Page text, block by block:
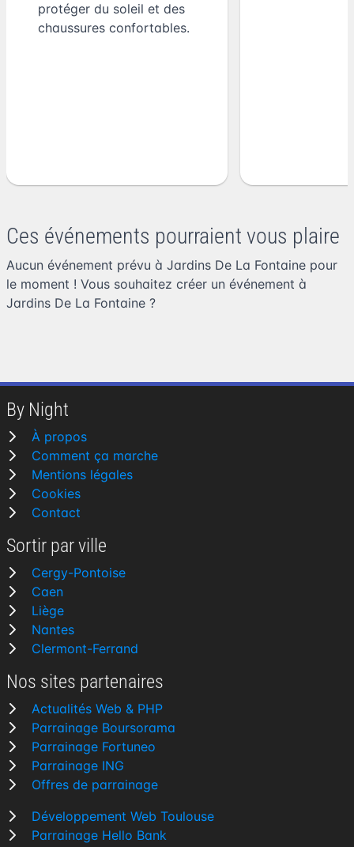
protéger du soleil et des
chaussures confortables.
Ces événements pourraient vous plaire
Aucun événement prévu à Jardins De La Fontaine pour
le moment ! Vous souhaitez créer un événement à
Jardins De La Fontaine ?
By Night
À propos
Comment ça marche
Mentions légales
Cookies
Contact
Sortir par ville
Cergy-Pontoise
Caen
Liège
Nantes
Clermont-Ferrand
Nos sites partenaires
Actualités Web & PHP
Parrainage Boursorama
Parrainage Fortuneo
Parrainage ING
Offres de parrainage
Développement Web Toulouse
Parrainage Hello Bank